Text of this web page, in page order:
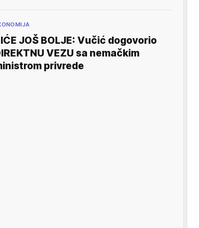
JOŠ BOLJE: Vučić dogovorio
VEZU sa nemačkim
privrede